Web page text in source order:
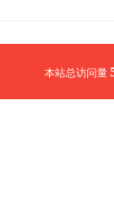
本站总访问量